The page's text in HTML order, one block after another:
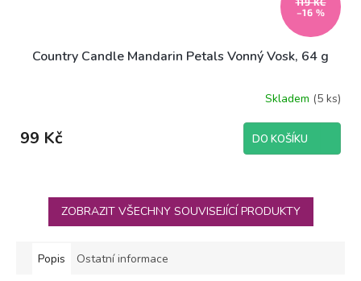
–16 %
Country Candle Mandarin Petals Vonný Vosk, 64 g
Skladem (5 ks)
99 Kč DO KOŠÍKU
ZOBRAZIT VŠECHNY SOUVISEJÍCÍ PRODUKTY
Popis Ostatní informace